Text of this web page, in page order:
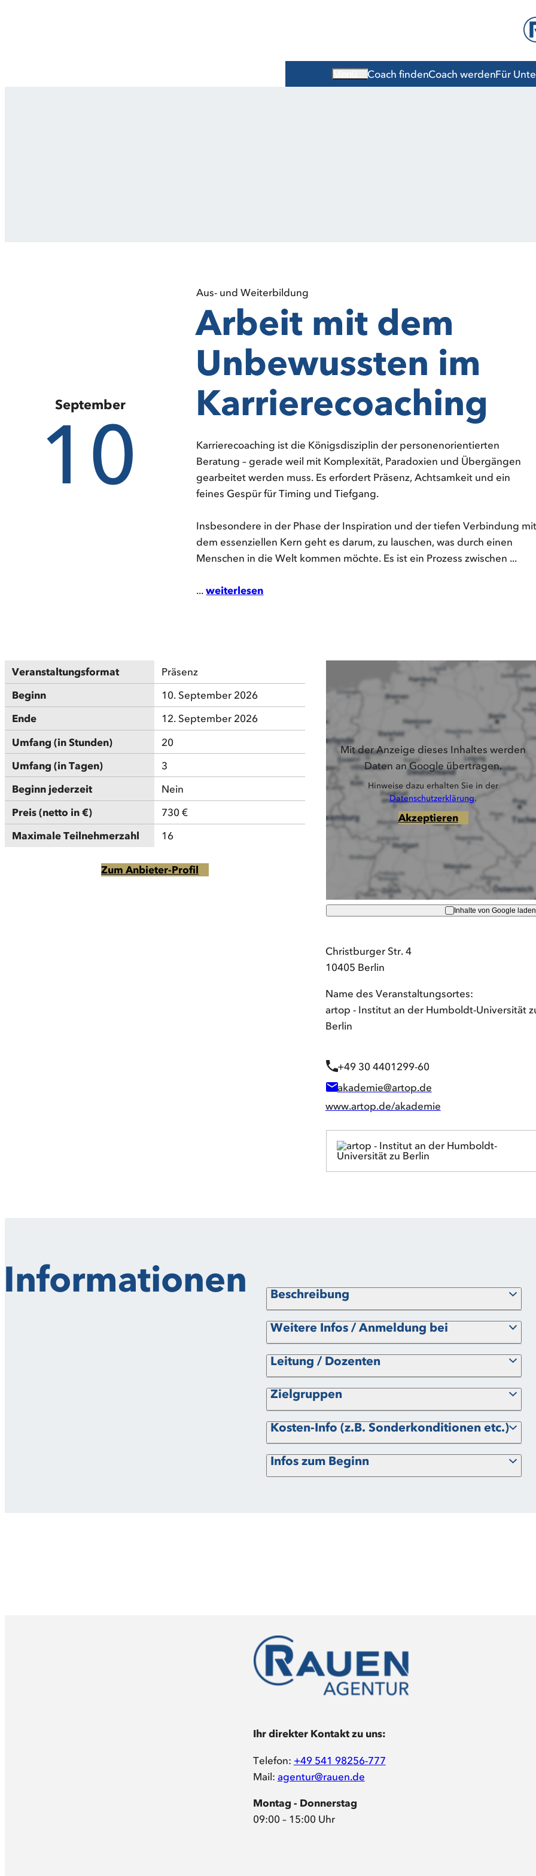
Coach findenCoach werdenFür
September
10
Aus- und Weiterbildung
Arbeit mit dem
Unbewussten im
Karrierecoaching
Karrierecoaching ist die Königsdisziplin der personenorientierten
Beratung – gerade weil mit Komplexität, Paradoxien und Übergängen
gearbeitet werden muss. Es erfordert Präsenz, Achtsamkeit und ein
feines Gespür für Timing und Tiefgang.
Insbesondere in der Phase der Inspiration und der tiefen Verbindung
dem essenziellen Kern geht es darum, zu lauschen, was durch einen
Menschen in die Welt kommen möchte. Es ist ein Prozess zwischen ...
...weiterlesen
Veranstaltungsformat
Präsenz
Beginn
10. September 2026
Ende
12. September 2026
Umfang (in Stunden)
20
Umfang (in Tagen)
3
Beginn jederzeit
Nein
Preis (netto in €)
730 €
Maximale Teilnehmerzahl
16
Zum Anbieter-Profil
Mit der Anzeige dieses Inhaltes werden
Daten an Google übertragen.
Hinweise dazu erhalten Sie in der
Datenschutzerklärung.
Akzeptieren
Inhalte von Google laden
Christburger Str. 4
10405 Berlin
Name des Veranstaltungsortes:
artop - Institut an der Humboldt-Universität
Berlin
+49 30 4401299-60
akademie@artop.de
www.artop.de/akademie
Informationen Beschreibung
Weitere Infos / Anmeldung bei
Leitung / Dozenten
Zielgruppen
Kosten-Info (z.B. Sonderkonditionen etc.)
Infos zum Beginn
Ihr direkter Kontakt zu uns:
Telefon: +49 541 98256-777
Mail: agentur@rauen.de
Montag - Donnerstag
09:00 – 15:00 Uhr